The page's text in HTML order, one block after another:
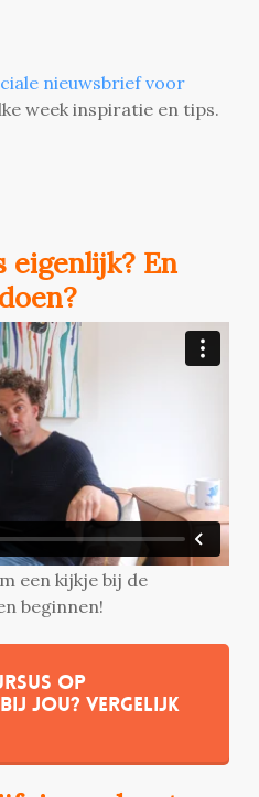
nieuwsbrief voor
week inspiratie en tips.
eigenlijk? En
een kijkje bij de
beginnen!
op
jou? Vergelijk